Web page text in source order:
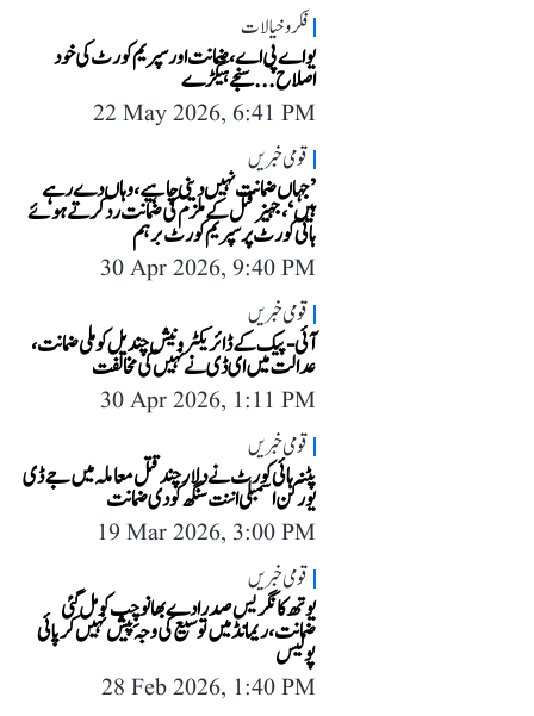
فکر و خیالات
یو اے پی اے، ضمانت اور سپریم کورٹ کی خود
اصلاح...سنجے ہیگڑے
22 May 2026, 6:41 PM
قومی خبریں
’جہاں ضمانت نہیں دینی چاہیے، وہاں دے رہے
ہیں‘، جہیز قتل کے ملزم کی ضمانت رد کرتے ہوئے
ہائی کورٹ پر سپریم کورٹ برہم
30 Apr 2026, 9:40 PM
قومی خبریں
آئی-پیک کے ڈائریکٹر ونیش چندیل کو ملی ضمانت،
عدالت میں ای ڈی نے نہیں کی مخالفت
30 Apr 2026, 1:11 PM
قومی خبریں
پٹنہ ہائی کورٹ نے دلارچند قتل معاملہ میں جے ڈی
یو رکن اسمبلی اننت سنگھ کو دی ضمانت
19 Mar 2026, 3:00 PM
قومی خبریں
یوتھ کانگریس صدر ادے بھانو چِب کو مل گئی
ضمانت، ریمانڈ میں توسیع کی وجہ پیش نہیں کر پائی
پولیس
28 Feb 2026, 1:40 PM